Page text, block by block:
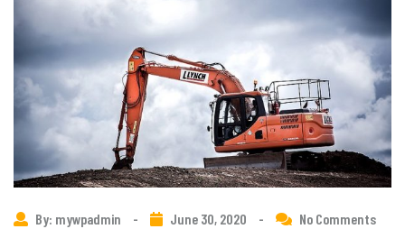
By: mywpadmin - June 30, 2020 - No Comments